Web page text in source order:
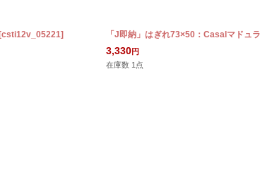
[csti12v_05221] 「J即納」はぎれ73×50：Casalマドュ
3,330円
在庫数 1点